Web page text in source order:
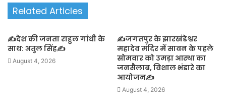
Related Articles
✍️देश की जनता राहुल गांधी के
साथ: अतुल सिंह✍️
August 4, 2026
✍️जगतपुर के झारखंडेश्वर
महादेव मंदिर में सावन के पहले
सोमवार को उमड़ा आस्था का
जनसैलाब, विशाल भंडारे का
आयोजन✍️
August 4, 2026